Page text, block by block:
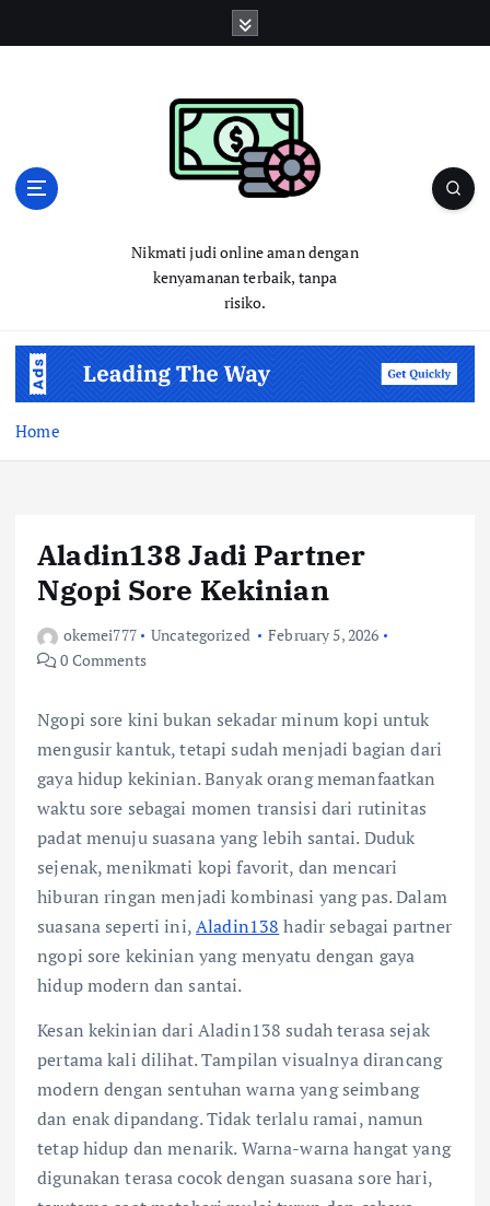
Nikmati judi online aman dengan
kenyamanan terbaik, tanpa
risiko.
Home
Aladin138 Jadi Partner
Ngopi Sore Kekinian
okemei777 Uncategorized
February 5, 2026
0 Comments
Ngopi sore kini bukan sekadar minum kopi untuk
mengusir kantuk, tetapi sudah menjadi bagian dari
gaya hidup kekinian. Banyak orang memanfaatkan
waktu sore sebagai momen transisi dari rutinitas
padat menuju suasana yang lebih santai. Duduk
sejenak, menikmati kopi favorit, dan mencari
hiburan ringan menjadi kombinasi yang pas. Dalam
suasana seperti ini,Aladin138 hadir sebagai partner
ngopi sore kekinian yang menyatu dengan gaya
hidup modern dan santai.
Kesan kekinian dari Aladin138 sudah terasa sejak
pertama kali dilihat. Tampilan visualnya dirancang
modern dengan sentuhan warna yang seimbang
dan enak dipandang. Tidak terlalu ramai, namun
tetap hidup dan menarik. Warna-warna hangat yang
digunakan terasa cocok dengan suasana sore hari,